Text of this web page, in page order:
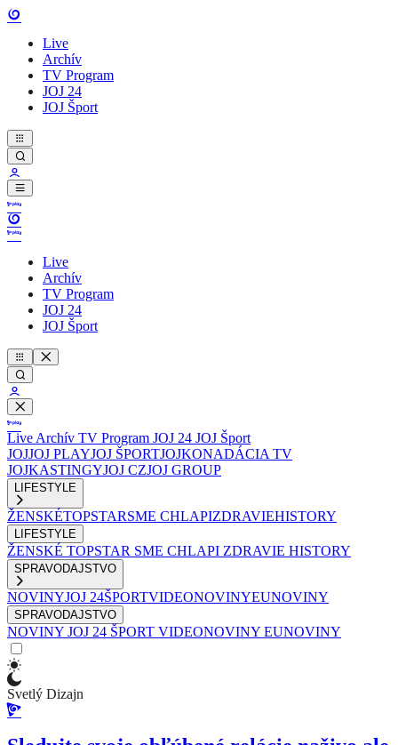
Live
Archív
TV Program
JOJ 24
JOJ Šport
Live
Archív
TV Program
JOJ 24
JOJ Šport
Live Archív TV Program JOJ 24 JOJ Šport
JOJJOJ PLAYJOJ ŠPORTJOJKONADÁCIA TV
JOJKASTINGYJOJ CZJOJ GROUP
LIFESTYLE
ŽENSKÉTOPSTARSME CHLAPIZDRAVIEHISTORY
LIFESTYLE
ŽENSKÉ TOPSTAR SME CHLAPI ZDRAVIE HISTORY
SPRAVODAJSTVO
NOVINYJOJ 24ŠPORTVIDEONOVINYEUNOVINY
SPRAVODAJSTVO
NOVINY JOJ 24 ŠPORT VIDEONOVINY EUNOVINY
Svetlý Dizajn